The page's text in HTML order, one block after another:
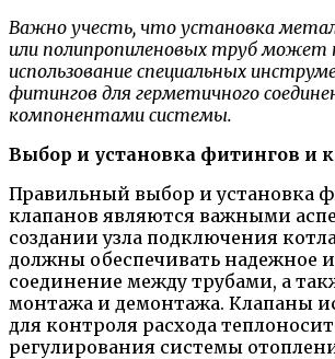
Важно учесть, что установка
или полипропиленовых труб может
использование специальных
фитингов для герметичного
компонентами системы.
Выбор и установка фитингов и
Правильный выбор и установка
клапанов являются важными
создании узла подключения
должны обеспечивать надежное
соединение между трубами, а
монтажа и демонтажа. Клапаны
для контроля расхода
регулирования системы